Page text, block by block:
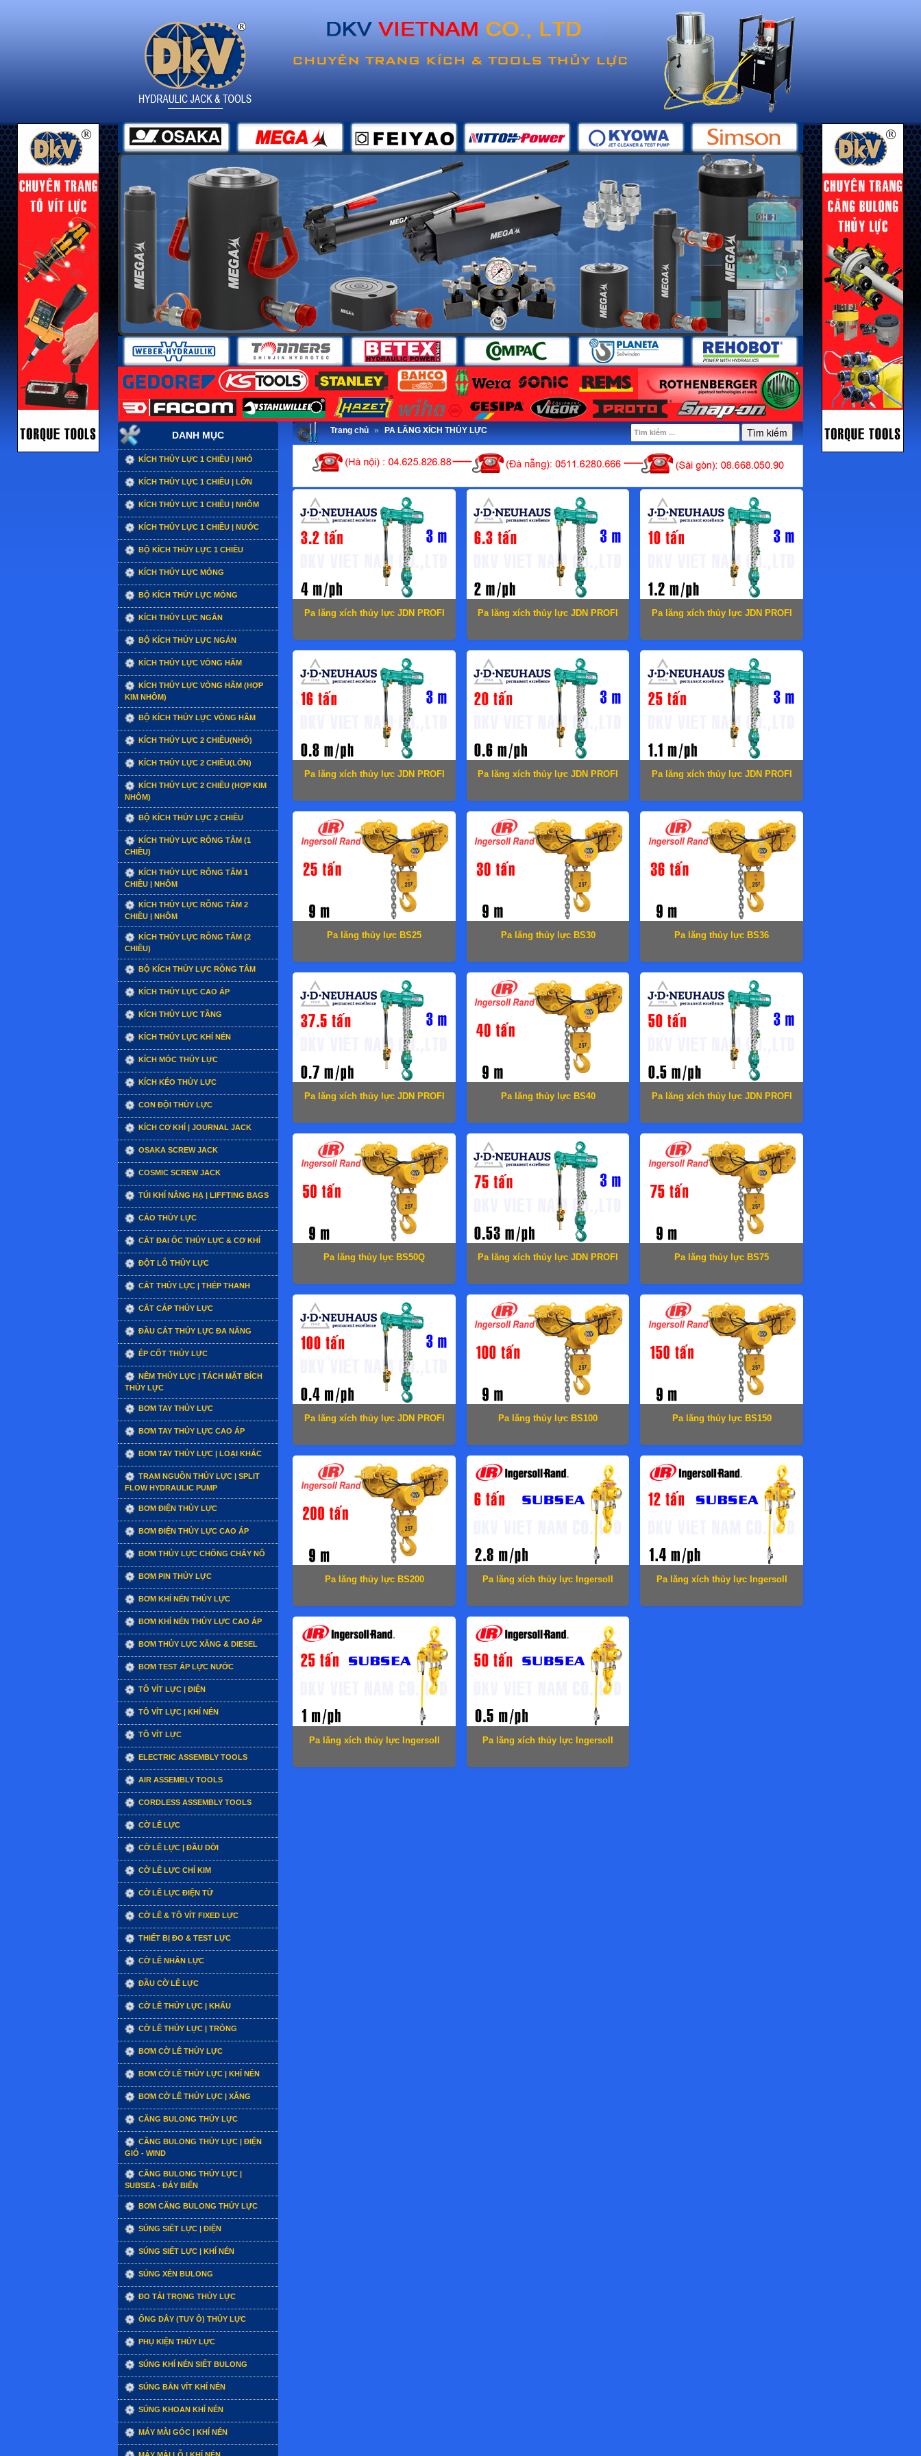
DANH MỤC
KÍCH THỦY LỰC 1 CHIỀU | NHỎ
KÍCH THỦY LỰC 1 CHIỀU | LỚN
KÍCH THỦY LỰC 1 CHIỀU | NHÔM
KÍCH THỦY LỰC 1 CHIỀU | NƯỚC
BỘ KÍCH THỦY LỰC 1 CHIỀU
KÍCH THỦY LỰC MỎNG
BỘ KÍCH THỦY LỰC MỎNG
KÍCH THỦY LỰC NGẮN
BỘ KÍCH THỦY LỰC NGẮN
KÍCH THỦY LỰC VÒNG HÃM
KÍCH THỦY LỰC VÒNG HÃM (HỢP
KIM NHÔM)
BỘ KÍCH THỦY LỰC VÒNG HÃM
KÍCH THỦY LỰC 2 CHIỀU(NHỎ)
KÍCH THỦY LỰC 2 CHIỀU(LỚN)
KÍCH THỦY LỰC 2 CHIỀU (HỢP KIM
NHÔM)
BỘ KÍCH THỦY LỰC 2 CHIỀU
KÍCH THỦY LỰC RỖNG TÂM (1
CHIỀU)
KÍCH THỦY LỰC RỖNG TÂM 1
CHIỀU | NHÔM
KÍCH THỦY LỰC RỖNG TÂM 2
CHIỀU | NHÔM
KÍCH THỦY LỰC RỖNG TÂM (2
CHIỀU)
BỘ KÍCH THỦY LỰC RỖNG TÂM
KÍCH THỦY LỰC CAO ÁP
KÍCH THỦY LỰC TẦNG
KÍCH THỦY LỰC KHÍ NÉN
KÍCH MÓC THỦY LỰC
KÍCH KÉO THỦY LỰC
CON ĐỘI THỦY LỰC
KÍCH CƠ KHÍ | JOURNAL JACK
OSAKA SCREW JACK
COSMIC SCREW JACK
TÚI KHÍ NÂNG HẠ | LIFFTING BAGS
CẢO THỦY LỰC
CẮT ĐAI ỐC THỦY LỰC & CƠ KHÍ
ĐỘT LỖ THỦY LỰC
CẮT THỦY LỰC | THÉP THANH
CẮT CÁP THỦY LỰC
ĐẦU CẮT THỦY LỰC ĐA NĂNG
ÉP CỐT THỦY LỰC
NÊM THỦY LỰC | TÁCH MẶT BÍCH
THỦY LỰC
BƠM TAY THỦY LỰC
BƠM TAY THỦY LỰC CAO ÁP
BƠM TAY THỦY LỰC | LOẠI KHÁC
TRẠM NGUỒN THỦY LỰC | SPLIT
FLOW HYDRAULIC PUMP
BƠM ĐIỆN THỦY LỰC
BƠM ĐIỆN THỦY LỰC CAO ÁP
BƠM THỦY LỰC CHỐNG CHÁY NỔ
BƠM PIN THỦY LỰC
BƠM KHÍ NÉN THỦY LỰC
BƠM KHÍ NÉN THỦY LỰC CAO ÁP
BƠM THỦY LỰC XĂNG & DIESEL
BƠM TEST ÁP LỰC NƯỚC
TÔ VÍT LỰC | ĐIỆN
TÔ VÍT LỰC | KHÍ NÉN
TÔ VÍT LỰC
ELECTRIC ASSEMBLY TOOLS
AIR ASSEMBLY TOOLS
CORDLESS ASSEMBLY TOOLS
CỜ LÊ LỰC
CỜ LÊ LỰC | ĐẦU DỜI
CỜ LÊ LỰC CHỈ KIM
CỜ LÊ LỰC ĐIỆN TỬ
CỜ LÊ & TÔ VÍT FIXED LỰC
THIẾT BỊ ĐO & TEST LỰC
CỜ LÊ NHÂN LỰC
ĐẦU CỜ LÊ LỰC
CỜ LÊ THỦY LỰC | KHẨU
CỜ LÊ THỦY LỰC | TRÒNG
BƠM CỜ LÊ THỦY LỰC
BƠM CỜ LÊ THỦY LỰC | KHÍ NÉN
BƠM CỜ LÊ THỦY LỰC | XĂNG
CĂNG BULONG THỦY LỰC
CĂNG BULONG THỦY LỰC | ĐIỆN
GIÓ - WIND
CĂNG BULONG THỦY LỰC |
SUBSEA - ĐÁY BIỂN
BƠM CĂNG BULONG THỦY LỰC
SÚNG SIẾT LỰC | ĐIỆN
SÚNG SIẾT LỰC | KHÍ NÉN
SÚNG XÉN BULONG
ĐO TẢI TRỌNG THỦY LỰC
ỐNG DÂY (TUY Ô) THỦY LỰC
PHỤ KIỆN THỦY LỰC
SÚNG KHÍ NÉN SIẾT BULONG
SÚNG BẮN VÍT KHÍ NÉN
SÚNG KHOAN KHÍ NÉN
MÁY MÀI GÓC | KHÍ NÉN
Trang chủ » PA LĂNG XÍCH THỦY LỰC Tìm kiếm
Pa lăng xích thủy lực JDN PROFI
Pa lăng xích thủy lực JDN PROFI
Pa lăng xích thủy lực JDN PROFI
Pa lăng xích thủy lực JDN PROFI
Pa lăng xích thủy lực JDN PROFI
Pa lăng xích thủy lực JDN PROFI
Pa lăng thủy lực BS25 Pa lăng thủy lực BS30 Pa lăng thủy lực BS36
Pa lăng xích thủy lực JDN PROFI
Pa lăng thủy lực BS40
Pa lăng xích thủy lực JDN PROFI
Pa lăng thủy lực BS50Q
Pa lăng xích thủy lực JDN PROFI
Pa lăng thủy lực BS75
Pa lăng xích thủy lực JDN PROFI
Pa lăng thủy lực BS100 Pa lăng thủy lực BS150
Pa lăng thủy lực BS200
Pa lăng xích thủy lực Ingersoll
Pa lăng xích thủy lực Ingersoll
Pa lăng xích thủy lực Ingersoll
Pa lăng xích thủy lực Ingersoll